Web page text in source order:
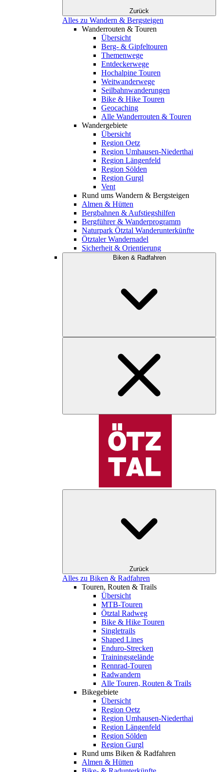
Zurück
Alles zu Wandern & Bergsteigen
Wanderrouten & Touren
Übersicht
Berg- & Gipfeltouren
Themenwege
Entdeckerwege
Hochalpine Touren
Weitwanderwege
Seilbahnwanderungen
Bike & Hike Touren
Geocaching
Alle Wanderrouten & Touren
Wandergebiete
Übersicht
Region Oetz
Region Umhausen-Niederthai
Region Längenfeld
Region Sölden
Region Gurgl
Vent
Rund ums Wandern & Bergsteigen
Almen & Hütten
Bergbahnen & Aufstiegshilfen
Bergführer & Wanderprogramm
Naturpark Ötztal Wanderunterkünfte
Ötztaler Wandernadel
Sicherheit & Orientierung
Biken & Radfahren
Zurück
Alles zu Biken & Radfahren
Touren, Routen & Trails
Übersicht
MTB-Touren
Ötztal Radweg
Bike & Hike Touren
Singletrails
Shaped Lines
Enduro-Strecken
Trainingsgelände
Rennrad-Touren
Radwandern
Alle Touren, Routen & Trails
Bikegebiete
Übersicht
Region Oetz
Region Umhausen-Niederthai
Region Längenfeld
Region Sölden
Region Gurgl
Rund ums Biken & Radfahren
Almen & Hütten